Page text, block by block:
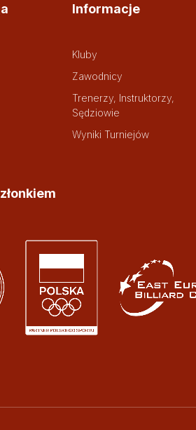
Informacje
Kluby
Zawodnicy
Trenerzy, Instruktorzy,
Sędziowie
Wyniki Turniejów